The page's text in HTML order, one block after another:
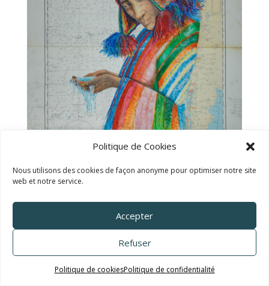
Politique de Cookies
Nous utilisons des cookies de façon anonyme pour optimiser notre site
web et notre service.
Accepter
Refuser
Politique de cookiesPolitique de confidentialité
TALC02-12 – Katia Chaix